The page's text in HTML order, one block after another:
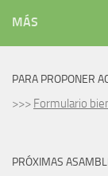
MÁS
PARA PROPONER
>>> Formulario
PRÓXIMAS